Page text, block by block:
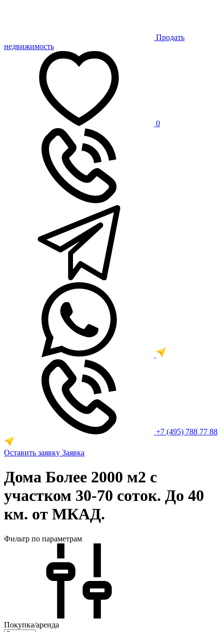
Продать
недвижимость
0
+7 (495) 788 77 88
Оставить заявку Заявка
Дома Более 2000 м2 с
участком 30-70 соток. До 40
км. от МКАД.
Фильтр по параметрам
Покупка/аренда